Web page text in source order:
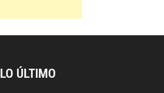
LO ÚLTIMO